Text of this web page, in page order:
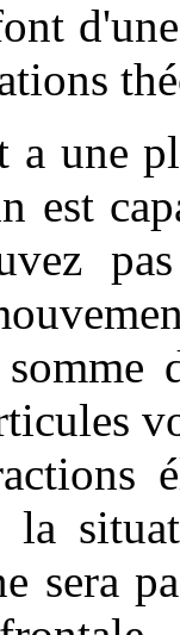
une
est
la
sera